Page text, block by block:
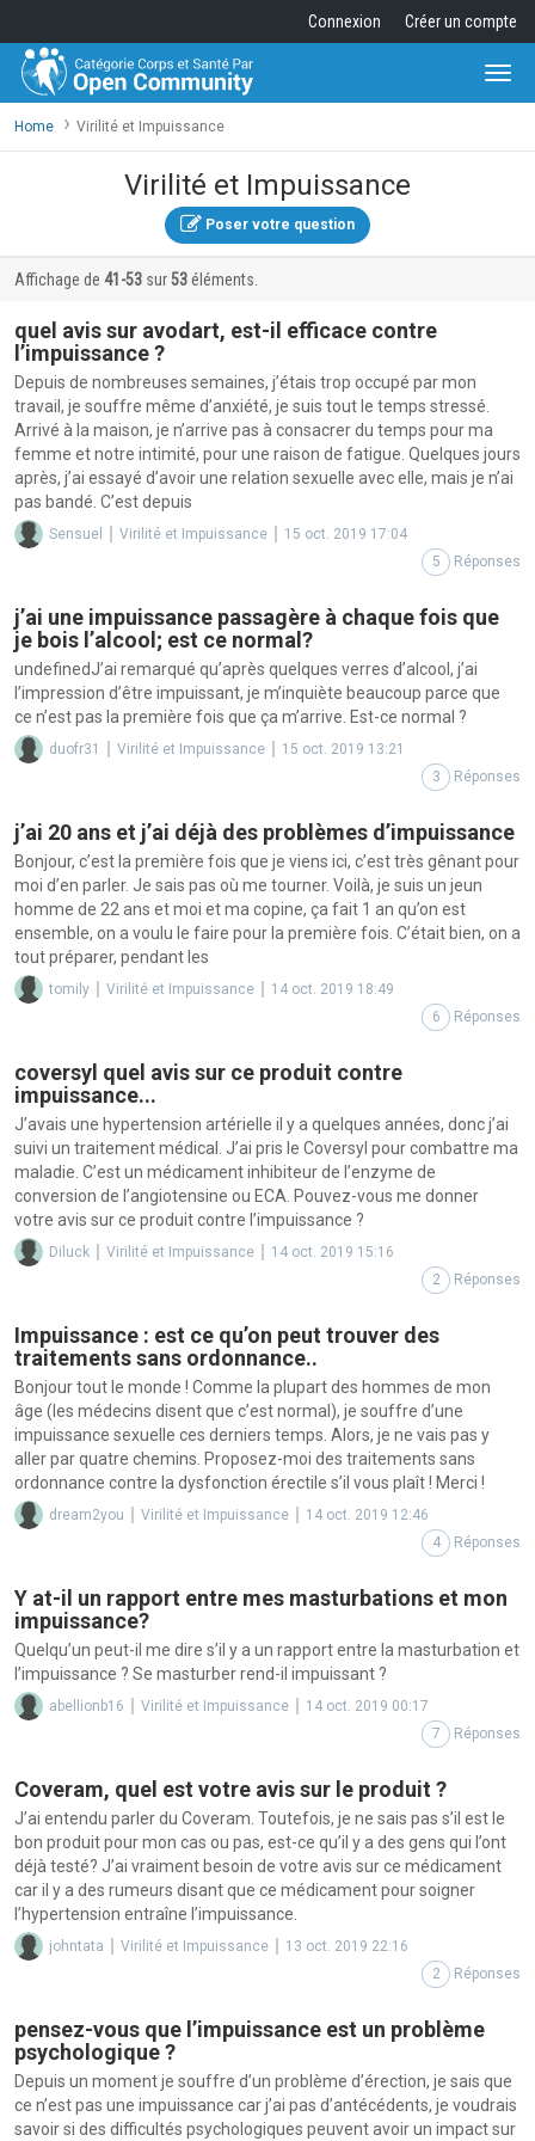
Connexion Créer un compte
Home Virilité et Impuissance
Virilité et Impuissance
Poser votre question
Affichage de 41-53 sur53éléments.
quel avis sur avodart, est-il efficace contre
l’impuissance ?
Depuis de nombreuses semaines, j’étais trop occupé par mon
travail, je souffre même d’anxiété, je suis tout le temps stressé.
Arrivé à la maison, je n’arrive pas à consacrer du temps pour ma
femme et notre intimité, pour une raison de fatigue. Quelques jours
après, j’ai essayé d’avoir une relation sexuelle avec elle, mais je n’ai
pas bandé. C’est depuis
Sensuel Virilité et Impuissance
15 oct. 2019 17:04
5
Réponses
j’ai une impuissance passagère à chaque fois que
je bois l’alcool; est ce normal?
undefinedJ’ai remarqué qu’après quelques verres d’alcool, j’ai
l’impression d’être impuissant, je m’inquiète beaucoup parce que
ce n’est pas la première fois que ça m’arrive. Est-ce normal ?
duofr31 Virilité et Impuissance
15 oct. 2019 13:21
3
Réponses
j’ai 20 ans et j’ai déjà des problèmes d’impuissance
Bonjour, c’est la première fois que je viens ici, c’est très gênant pour
moi d’en parler. Je sais pas où me tourner. Voilà, je suis un jeun
homme de 22 ans et moi et ma copine, ça fait 1 an qu’on est
ensemble, on a voulu le faire pour la première fois. C’était bien, on a
tout préparer, pendant les
tomily Virilité et Impuissance
14 oct. 2019 18:49
6
Réponses
coversyl quel avis sur ce produit contre
impuissance...
J’avais une hypertension artérielle il y a quelques années, donc j’ai
suivi un traitement médical. J’ai pris le Coversyl pour combattre ma
maladie. C’est un médicament inhibiteur de l’enzyme de
conversion de l’angiotensine ou ECA. Pouvez-vous me donner
votre avis sur ce produit contre l’impuissance ?
Diluck Virilité et Impuissance
14 oct. 2019 15:16
2
Réponses
Impuissance : est ce qu’on peut trouver des
traitements sans ordonnance..
Bonjour tout le monde ! Comme la plupart des hommes de mon
âge (les médecins disent que c’est normal), je souffre d’une
impuissance sexuelle ces derniers temps. Alors, je ne vais pas y
aller par quatre chemins. Proposez-moi des traitements sans
ordonnance contre la dysfonction érectile s’il vous plaît ! Merci !
dream2you Virilité et Impuissance
14 oct. 2019 12:46
4
Réponses
Y at-il un rapport entre mes masturbations et mon
impuissance?
Quelqu’un peut-il me dire s’il y a un rapport entre la masturbation et
l’impuissance ? Se masturber rend-il impuissant ?
abellionb16 Virilité et Impuissance
14 oct. 2019 00:17
7
Réponses
Coveram, quel est votre avis sur le produit ?
J’ai entendu parler du Coveram. Toutefois, je ne sais pas s’il est le
bon produit pour mon cas ou pas, est-ce qu’il y a des gens qui l’ont
déjà testé? J’ai vraiment besoin de votre avis sur ce médicament
car il y a des rumeurs disant que ce médicament pour soigner
l’hypertension entraîne l’impuissance.
johntata Virilité et Impuissance
13 oct. 2019 22:16
2
Réponses
pensez-vous que l’impuissance est un problème
psychologique ?
Depuis un moment je souffre d’un problème d’érection, je sais que
ce n’est pas une impuissance car j’ai pas d’antécédents, je voudrais
savoir si des difficultés psychologiques peuvent avoir un impact sur